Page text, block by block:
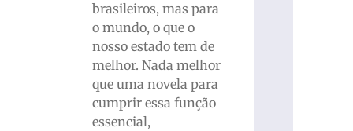
brasileiros, mas para
o mundo, o que o
nosso estado tem de
melhor. Nada melhor
que uma novela para
cumprir essa função
essencial,